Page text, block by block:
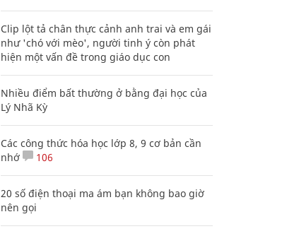
Clip lột tả chân thực cảnh anh trai và em gái
như 'chó với mèo', người tinh ý còn phát
hiện một vấn đề trong giáo dục con
Nhiều điểm bất thường ở bằng đại học của
Lý Nhã Kỳ
Các công thức hóa học lớp 8, 9 cơ bản cần
nhớ
106
20 số điện thoại ma ám bạn không bao giờ
nên gọi